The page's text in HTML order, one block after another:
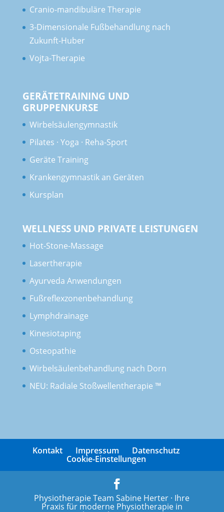
Cranio-mandibuläre Therapie
3-Dimensionale Fußbehandlung nach
Zukunft-Huber
Vojta-Therapie
GERÄTETRAINING UND
GRUPPENKURSE
Wirbelsäulengymnastik
Pilates · Yoga · Reha-Sport
Geräte Training
Krankengymnastik an Geräten
Kursplan
WELLNESS UND PRIVATE LEISTUNGEN
Hot-Stone-Massage
Lasertherapie
Ayurveda Anwendungen
Fußreflexzonenbehandlung
Lymphdrainage
Kinesiotaping
Osteopathie
Wirbelsäulenbehandlung nach Dorn
NEU: Radiale Stoßwellentherapie ™
Kontakt Impressum Datenschutz
Cookie-Einstellungen
Physiotherapie Team Sabine Herter · Ihre
Praxis für moderne Physiotherapie in